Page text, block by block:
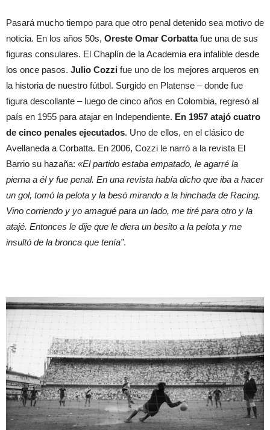
Pasará mucho tiempo para que otro penal detenido sea motivo de
noticia. En los años 50s, Oreste Omar Corbattafue una de sus
figuras consulares. El Chaplín de la Academia era infalible desde
los once pasos. Julio Cozzi fue uno de los mejores arqueros en
la historia de nuestro fútbol. Surgido en Platense – donde fue
figura descollante – luego de cinco años en Colombia, regresó al
país en 1955 para atajar en Independiente. En 1957 atajó cuatro
de cinco penales ejecutados. Uno de ellos, en el clásico de
Avellaneda a Corbatta. En 2006, Cozzi le narró a la revista El
Barrio su hazaña: «El partido estaba empatado, le agarré la
pierna a él y fue penal. En una revista había dicho que iba a hacer
un gol, tomó la pelota y la besó mirando a la hinchada de Racing.
Vino corriendo y yo amagué para un lado, me tiré para otro y la
atajé. Entonces le dije que le diera un besito a la pelota y me
insultó de la bronca que tenía”.